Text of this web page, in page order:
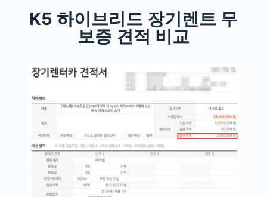
K5 하이브리드 장기렌트 무
보증 견적 비교